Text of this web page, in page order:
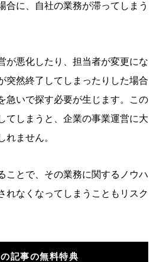
合に、自社の業務が滞ってしまう
が悪化したり、担当者が変更にな
突然終了してしまったりした場合
急いで探す必要が生じます。この
てしまうと、企業の事業運営に大
れません。
ことで、その業務に関するノウハ
れなくなってしまうこともリスク
記事の無料特典